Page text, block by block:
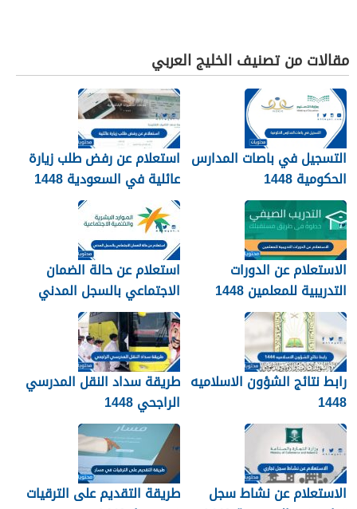
مقالات من تصنيف الخليج العربي
التسجيل في باصات المدارس
الحكومية 1448
استعلام عن رفض طلب زيارة
عائلية في السعودية 1448
الرابط والطريقة
الاستعلام عن الدورات
التدريبية للمعلمين 1448
استعلام عن حالة الضمان
الاجتماعي بالسجل المدني
1448
رابط نتائج الشؤون الاسلاميه
1448
طريقة سداد النقل المدرسي
الراجحي 1448
الاستعلام عن نشاط سجل
طريقة التقديم على الترقيات